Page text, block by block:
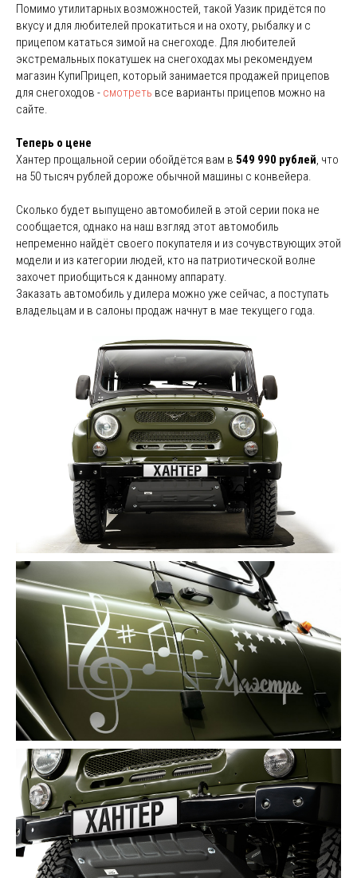
Помимо утилитарных возможностей, такой Уазик придётся по
вкусу и для любителей прокатиться и на охоту, рыбалку и с
прицепом кататься зимой на снегоходе. Для любителей
экстремальных покатушек на снегоходах мы рекомендуем
магазин КупиПрицеп, который занимается продажей прицепов
для снегоходов - смотреть все варианты прицепов можно на
сайте.
Теперь о цене
Хантер прощальной серии обойдётся вам в 549 990 рублей, что
на 50 тысяч рублей дороже обычной машины с конвейера.
Сколько будет выпущено автомобилей в этой серии пока не
сообщается, однако на наш взгляд этот автомобиль
непременно найдёт своего покупателя и из сочувствующих этой
модели и из категории людей, кто на патриотической волне
захочет приобщиться к данному аппарату.
Заказать автомобиль у дилера можно уже сейчас, а поступать
владельцам и в салоны продаж начнут в мае текущего года.